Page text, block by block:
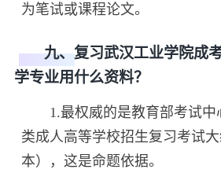
为笔试或课程论文。
九、复习武汉工业学院成考
学专业用什么资料？
1.最权威的是教育部考试中
类成人高等学校招生复习考试
本），这是命题依据。